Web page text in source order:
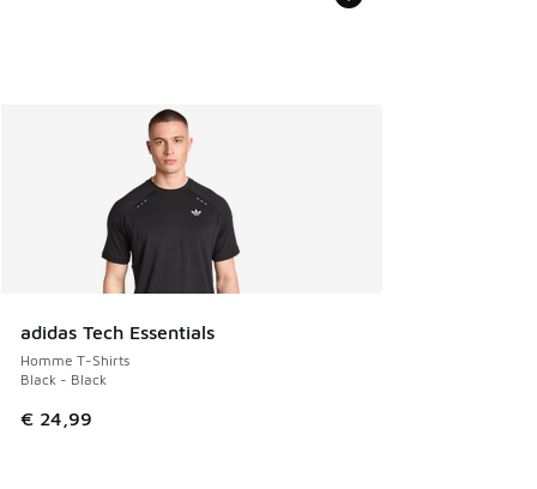
adidas Tech Essentials
Homme T-Shirts
Black - Black
€ 24,99